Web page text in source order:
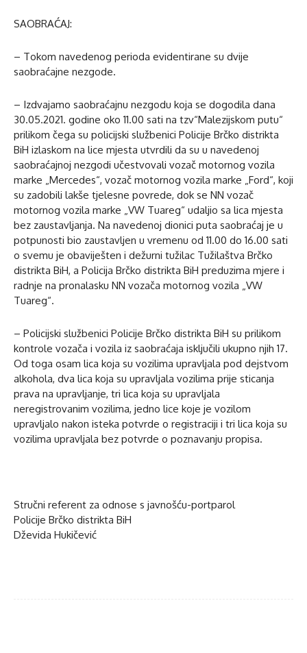
SAOBRAĆAJ:
– Tokom navedenog perioda evidentirane su dvije
saobraćajne nezgode.
– Izdvajamo saobraćajnu nezgodu koja se dogodila dana
30.05.2021. godine oko 11.00 sati na tzv“Malezijskom putu“
prilikom čega su policijski službenici Policije Brčko distrikta
BiH izlaskom na lice mjesta utvrdili da su u navedenoj
saobraćajnoj nezgodi učestvovali vozač motornog vozila
marke „Mercedes“, vozač motornog vozila marke „Ford“, koji
su zadobili lakše tjelesne povrede, dok se NN vozač
motornog vozila marke „VW Tuareg“ udaljio sa lica mjesta
bez zaustavljanja. Na navedenoj dionici puta saobraćaj je u
potpunosti bio zaustavljen u vremenu od 11.00 do 16.00 sati
o svemu je obaviješten i dežurni tužilac Tužilaštva Brčko
distrikta BiH, a Policija Brčko distrikta BiH preduzima mjere i
radnje na pronalasku NN vozača motornog vozila „VW
Tuareg“.
– Policijski službenici Policije Brčko distrikta BiH su prilikom
kontrole vozača i vozila iz saobraćaja isključili ukupno njih 17.
Od toga osam lica koja su vozilima upravljala pod dejstvom
alkohola, dva lica koja su upravljala vozilima prije sticanja
prava na upravljanje, tri lica koja su upravljala
neregistrovanim vozilima, jedno lice koje je vozilom
upravljalo nakon isteka potvrde o registraciji i tri lica koja su
vozilima upravljala bez potvrde o poznavanju propisa.
Stručni referent za odnose s javnošću-portparol
Policije Brčko distrikta BiH
Dževida Hukičević